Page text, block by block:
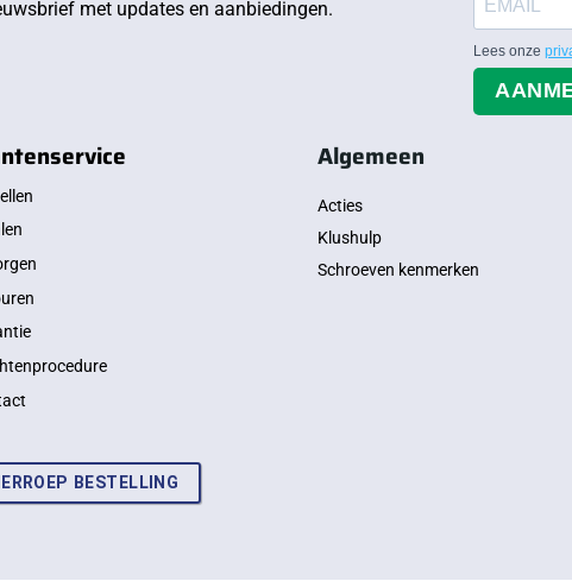
met updates en aanbiedingen.
Lees onze
BESTELLING
Algemeen
Acties
Klushulp
Schroeven kenmerken